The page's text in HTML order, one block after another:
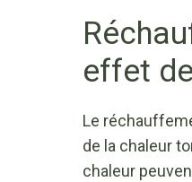
effet
Le
de la chaleur
chaleur